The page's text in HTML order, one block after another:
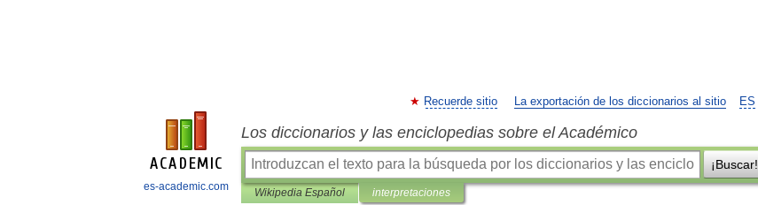
es-academic.com
ES
Recuerde sitio La exportación de los diccionarios al sitio
Los diccionarios y las enciclopedias sobre el Académico
¡Buscar!
Wikipedia Español interpretaciones